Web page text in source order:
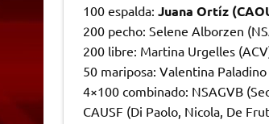
100 espalda: Juana Ortíz
200 pecho: Selene Alborzen
200 libre: Martina Urgelles
50 mariposa: Valentina
4×100 combinado: NSAGVB
CAUSF (Di Paolo, Nicola, De